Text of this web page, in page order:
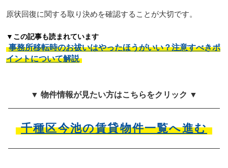
原状回復に関する取り決めを確認することが大切です。
▼この記事も読まれています
事務所移転時のお祓いはやったほうがいい？注意すべきポ
イントについて解説
▼ 物件情報が見たい方はこちらをクリック ▼
千種区今池の賃貸物件一覧へ進む